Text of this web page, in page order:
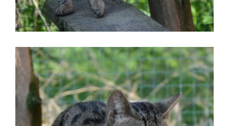
VIDEA
RENATA A ALEŠ SEMERÁKOVI
Zdoňov
Teplice nad Metují